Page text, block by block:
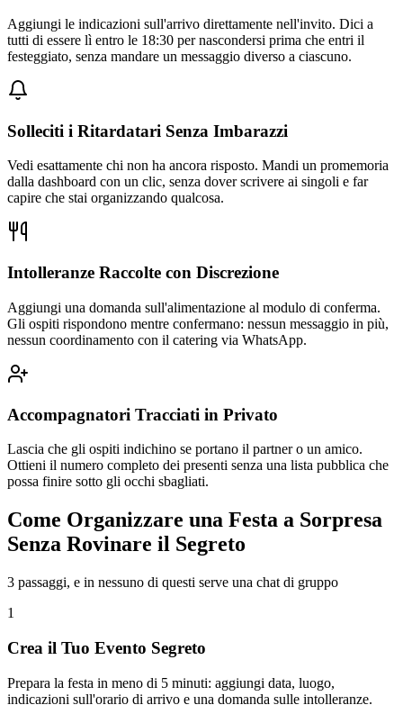
Aggiungi le indicazioni sull'arrivo direttamente nell'invito. Dici a
tutti di essere lì entro le 18:30 per nascondersi prima che entri il
festeggiato, senza mandare un messaggio diverso a ciascuno.
Solleciti i Ritardatari Senza Imbarazzi
Vedi esattamente chi non ha ancora risposto. Mandi un promemoria
dalla dashboard con un clic, senza dover scrivere ai singoli e far
capire che stai organizzando qualcosa.
Intolleranze Raccolte con Discrezione
Aggiungi una domanda sull'alimentazione al modulo di conferma.
Gli ospiti rispondono mentre confermano: nessun messaggio in più,
nessun coordinamento con il catering via WhatsApp.
Accompagnatori Tracciati in Privato
Lascia che gli ospiti indichino se portano il partner o un amico.
Ottieni il numero completo dei presenti senza una lista pubblica che
possa finire sotto gli occhi sbagliati.
Come Organizzare una Festa a Sorpresa
Senza Rovinare il Segreto
3 passaggi, e in nessuno di questi serve una chat di gruppo
1
Crea il Tuo Evento Segreto
Prepara la festa in meno di 5 minuti: aggiungi data, luogo,
indicazioni sull'orario di arrivo e una domanda sulle intolleranze.